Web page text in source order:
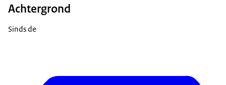
Achtergrond
Sinds de